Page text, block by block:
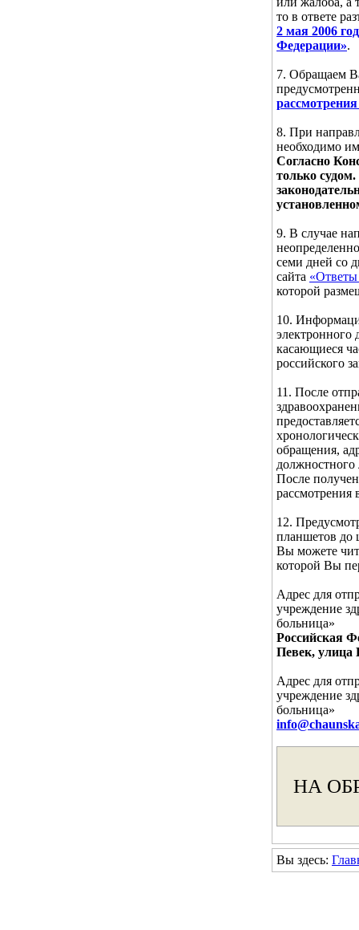
то в ответе
2 мая 2006
Федерации».
7. Обращаем
8. При
необходимо
Согласно
только
9. В случае
семи дней со
сайта «Ответы
которой
10.
электронного
касающиеся
российского
11. После
обращения,
должностного
После
рассмотрения
12.
планшетов до
Вы можете
которой Вы
Адрес для
учреждение
больница»
Российская
Певек, улица
Адрес для
учреждение
больница»
НА
Вы здесь: